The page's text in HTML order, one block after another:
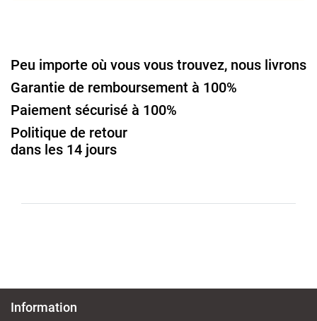
Peu importe où vous vous trouvez, nous livrons
Garantie de remboursement à 100%
Paiement sécurisé à 100%
Politique de retour
dans les 14 jours
Information